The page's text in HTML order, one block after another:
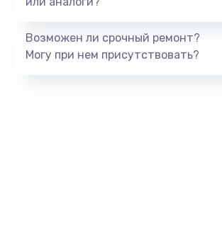
550 руб.
Возможен ли срочный ремонт?
Могу при нем присутствовать?